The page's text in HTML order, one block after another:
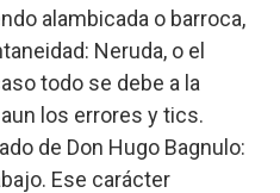
alambicada o barroca,
Neruda, o el
todo se debe a la
los errores y tics.
de Don Hugo Bagnulo:
Ese carácter